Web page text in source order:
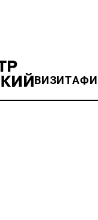
ВИЗИТ